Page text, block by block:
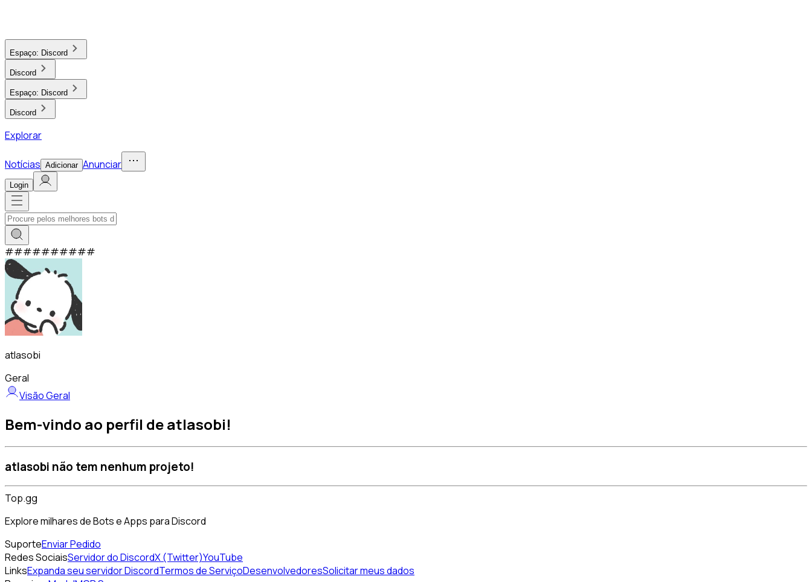
Espaço: Discord
Discord
Espaço: Discord
Discord
Explorar
Notícias Adicionar Anunciar
Login
##########
atlasobi
Geral
Visão Geral
Bem-vindo ao perfil de atlasobi!
atlasobi não tem nenhum projeto!
Top.gg
Explore milhares de Bots e Apps para Discord
SuporteEnviar Pedido
Redes SociaisServidor do DiscordX (Twitter)YouTube
LinksExpanda seu servidor DiscordTermos de ServiçoDesenvolvedoresSolicitar meus dados